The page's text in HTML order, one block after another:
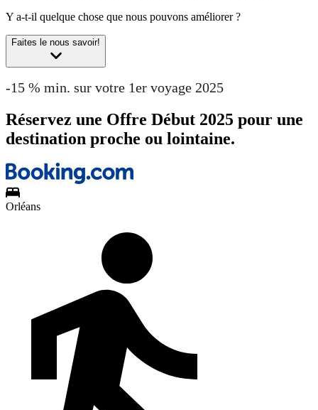
Y a-t-il quelque chose que nous pouvons améliorer ?
Faites le nous savoir!
-15 % min. sur votre 1er voyage 2025
Réservez une Offre Début 2025 pour une
destination proche ou lointaine.
Orléans